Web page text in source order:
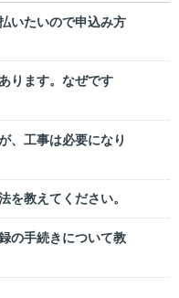
いたいので申込み方
ります。なぜです
、工事は必要になり
を教えてください。
の手続きについて教